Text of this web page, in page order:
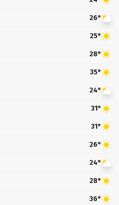
26°
25°
28°
35°
24°
31°
31°
26°
24°
28°
36°